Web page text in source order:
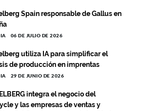
Spain responsable de Gallus en
06 DE JULIO DE 2026
utiliza IA para simplificar el
de producción en imprentas
29 DE JUNIO DE 2026
integra el negocio del
y las empresas de ventas y